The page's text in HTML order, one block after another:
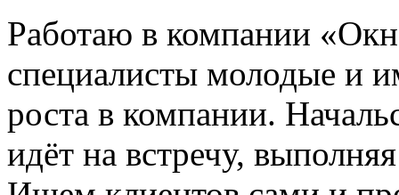
Работаю в компании
специалисты молодые и
роста в компании.
идёт на встречу,